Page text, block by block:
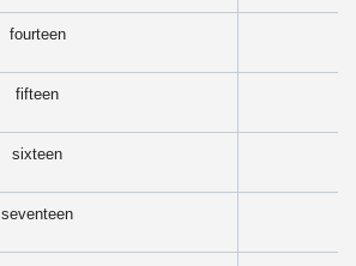
fourteen
fifteen
sixteen
seventeen